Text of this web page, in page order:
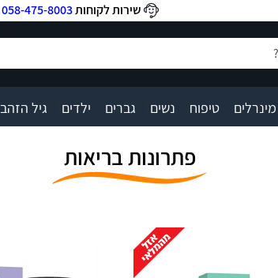
שירות לקוחות058-475-8003
מינרלים טיפוח נשים גברים ילדים גיל הזהב
פתרונות בריאות